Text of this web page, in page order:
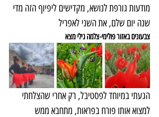
מודעות גורפת לנושא, מקדישים ליפיוף הזה מדי
שנה יום שלם, את השני לאפריל
צבעונים באזור פולימי-צלמה גילי מצא
הגעתי במיוחד לפסטיבל, רק אחרי שהצלחתי
למצוא אותו פורח בפראות, מתחבא ממש